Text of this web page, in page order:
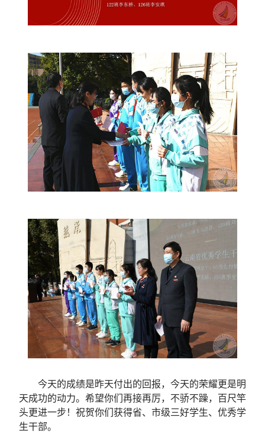
今天的成绩是昨天付出的回报，今天的荣耀更是明
天成功的动力。希望你们再接再厉，不骄不躁，百尺竿
头更进一步！祝贺你们获得省、市级三好学生、优秀学
生干部。